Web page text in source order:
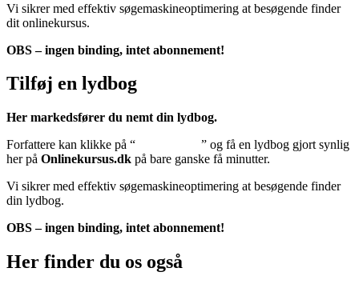
Vi sikrer med effektiv søgemaskineoptimering at besøgende finder
dit onlinekursus.
OBS – ingen binding, intet abonnement!
Tilføj en lydbog
Her markedsfører du nemt din lydbog.
Forfattere kan klikke på “
” og få en lydbog gjort synlig
her på Onlinekursus.dk på bare ganske få minutter.
Vi sikrer med effektiv søgemaskineoptimering at besøgende finder
din lydbog.
OBS – ingen binding, intet abonnement!
Her finder du os også